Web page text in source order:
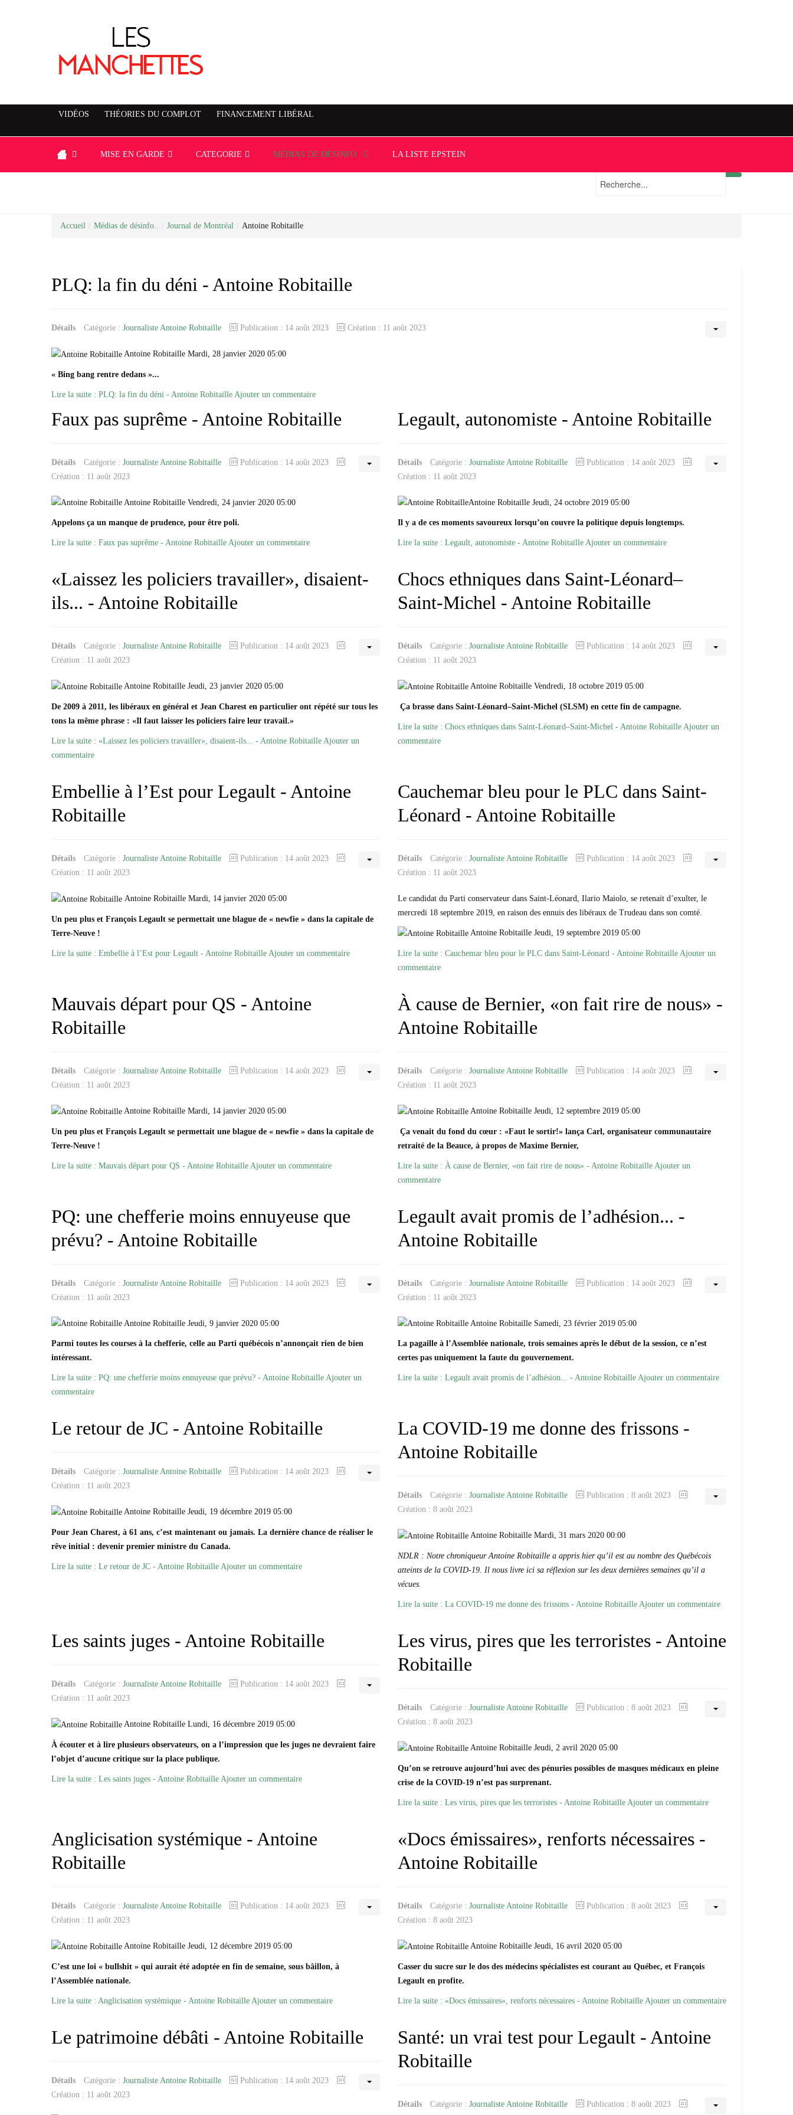
VIDÉOS THÉORIES DU COMPLOT FINANCEMENT LIBÉRAL
MISE EN GARDE CATEGORIE MÉDIAS DE DÉSINFO.. LA LISTE EPSTEIN
Accueil / Médias de désinfo.. / Journal de Montréal / Antoine Robitaille
PLQ: la fin du déni - Antoine Robitaille
Détails Catégorie : Journaliste Antoine Robitaille Publication : 14 août 2023 Création : 11 août 2023
Antoine Robitaille Mardi, 28 janvier 2020 05:00
« Bing bang rentre dedans »...
Lire la suite : PLQ: la fin du déni - Antoine Robitaille Ajouter un commentaire
Faux pas suprême - Antoine Robitaille
Détails Catégorie : Journaliste Antoine Robitaille
Publication : 14 août 2023
Création : 11 août 2023
Antoine Robitaille Vendredi, 24 janvier 2020 05:00
Appelons ça un manque de prudence, pour être poli.
Lire la suite : Faux pas suprême - Antoine Robitaille Ajouter un commentaire
Legault, autonomiste - Antoine Robitaille
Détails Catégorie : Journaliste Antoine Robitaille
Publication : 14 août 2023
Création : 11 août 2023
Antoine Robitaille Jeudi, 24 octobre 2019 05:00
Il y a de ces moments savoureux lorsqu’on couvre la politique depuis longtemps.
Lire la suite : Legault, autonomiste - Antoine Robitaille Ajouter un commentaire
«Laissez les policiers travailler», disaient-
ils... - Antoine Robitaille
Détails Catégorie : Journaliste Antoine Robitaille
Publication : 14 août 2023
Création : 11 août 2023
Antoine Robitaille Jeudi, 23 janvier 2020 05:00
De 2009 à 2011, les libéraux en général et Jean Charest en particulier ont répété sur tous les
tons la même phrase : «Il faut laisser les policiers faire leur travail.»
Lire la suite : «Laissez les policiers travailler», disaient-ils... - Antoine Robitaille Ajouter un
commentaire
Chocs ethniques dans Saint-Léonard–
Saint-Michel - Antoine Robitaille
Détails Catégorie : Journaliste Antoine Robitaille
Publication : 14 août 2023
Création : 11 août 2023
Antoine Robitaille Vendredi, 18 octobre 2019 05:00
Ça brasse dans Saint-Léonard–Saint-Michel (SLSM) en cette fin de campagne.
Lire la suite : Chocs ethniques dans Saint-Léonard–Saint-Michel - Antoine Robitaille Ajouter un
commentaire
Embellie à l’Est pour Legault - Antoine
Robitaille
Détails Catégorie : Journaliste Antoine Robitaille
Publication : 14 août 2023
Création : 11 août 2023
Antoine Robitaille Mardi, 14 janvier 2020 05:00
Un peu plus et François Legault se permettait une blague de « newfie » dans la capitale de
Terre-Neuve !
Lire la suite : Embellie à l’Est pour Legault - Antoine Robitaille Ajouter un commentaire
Cauchemar bleu pour le PLC dans Saint-
Léonard - Antoine Robitaille
Détails Catégorie : Journaliste Antoine Robitaille
Publication : 14 août 2023
Création : 11 août 2023
Le candidat du Parti conservateur dans Saint-Léonard, Ilario Maiolo, se retenait d’exulter, le
mercredi 18 septembre 2019, en raison des ennuis des libéraux de Trudeau dans son comté.
Antoine Robitaille Jeudi, 19 septembre 2019 05:00
Lire la suite : Cauchemar bleu pour le PLC dans Saint-Léonard - Antoine Robitaille Ajouter un
commentaire
Mauvais départ pour QS - Antoine
Robitaille
Détails Catégorie : Journaliste Antoine Robitaille
Publication : 14 août 2023
Création : 11 août 2023
Antoine Robitaille Mardi, 14 janvier 2020 05:00
Un peu plus et François Legault se permettait une blague de « newfie » dans la capitale de
Terre-Neuve !
Lire la suite : Mauvais départ pour QS - Antoine Robitaille Ajouter un commentaire
À cause de Bernier, «on fait rire de nous» -
Antoine Robitaille
Détails Catégorie : Journaliste Antoine Robitaille
Publication : 14 août 2023
Création : 11 août 2023
Antoine Robitaille Jeudi, 12 septembre 2019 05:00
Ça venait du fond du cœur : «Faut le sortir!» lança Carl, organisateur communautaire
retraité de la Beauce, à propos de Maxime Bernier,
Lire la suite : À cause de Bernier, «on fait rire de nous» - Antoine Robitaille Ajouter un
commentaire
PQ: une chefferie moins ennuyeuse que
prévu? - Antoine Robitaille
Détails Catégorie : Journaliste Antoine Robitaille
Publication : 14 août 2023
Création : 11 août 2023
Antoine Robitaille Jeudi, 9 janvier 2020 05:00
Parmi toutes les courses à la chefferie, celle au Parti québécois n’annonçait rien de bien
intéressant.
Lire la suite : PQ: une chefferie moins ennuyeuse que prévu? - Antoine Robitaille Ajouter un
commentaire
Legault avait promis de l’adhésion... -
Antoine Robitaille
Détails Catégorie : Journaliste Antoine Robitaille
Publication : 14 août 2023
Création : 11 août 2023
Antoine Robitaille Samedi, 23 février 2019 05:00
La pagaille à l’Assemblée nationale, trois semaines après le début de la session, ce n’est
certes pas uniquement la faute du gouvernement.
Lire la suite : Legault avait promis de l’adhésion... - Antoine Robitaille Ajouter un commentaire
Le retour de JC - Antoine Robitaille
Détails Catégorie : Journaliste Antoine Robitaille
Publication : 14 août 2023
Création : 11 août 2023
Antoine Robitaille Jeudi, 19 décembre 2019 05:00
Pour Jean Charest, à 61 ans, c’est maintenant ou jamais. La dernière chance de réaliser le
rêve initial : devenir premier ministre du Canada.
Lire la suite : Le retour de JC - Antoine Robitaille Ajouter un commentaire
La COVID-19 me donne des frissons -
Antoine Robitaille
Détails Catégorie : Journaliste Antoine Robitaille
Publication : 8 août 2023
Création : 8 août 2023
Antoine Robitaille Mardi, 31 mars 2020 00:00
NDLR : Notre chroniqueur Antoine Robitaille a appris hier qu’il est au nombre des Québécois
atteints de la COVID-19. Il nous livre ici sa réflexion sur les deux dernières semaines qu’il a
vécues.
Lire la suite : La COVID-19 me donne des frissons - Antoine Robitaille Ajouter un commentaire
Les saints juges - Antoine Robitaille
Détails Catégorie : Journaliste Antoine Robitaille
Publication : 14 août 2023
Création : 11 août 2023
Antoine Robitaille Lundi, 16 décembre 2019 05:00
À écouter et à lire plusieurs observateurs, on a l’impression que les juges ne devraient faire
l’objet d’aucune critique sur la place publique.
Lire la suite : Les saints juges - Antoine Robitaille Ajouter un commentaire
Les virus, pires que les terroristes - Antoine
Robitaille
Détails Catégorie : Journaliste Antoine Robitaille
Publication : 8 août 2023
Création : 8 août 2023
Antoine Robitaille Jeudi, 2 avril 2020 05:00
Qu’on se retrouve aujourd’hui avec des pénuries possibles de masques médicaux en pleine
crise de la COVID-19 n’est pas surprenant.
Lire la suite : Les virus, pires que les terroristes - Antoine Robitaille Ajouter un commentaire
Anglicisation systémique - Antoine
Robitaille
Détails Catégorie : Journaliste Antoine Robitaille
Publication : 14 août 2023
Création : 11 août 2023
Antoine Robitaille Jeudi, 12 décembre 2019 05:00
C’est une loi « bullshit » qui aurait été adoptée en fin de semaine, sous bâillon, à
l’Assemblée nationale.
Lire la suite : Anglicisation systémique - Antoine Robitaille Ajouter un commentaire
«Docs émissaires», renforts nécessaires -
Antoine Robitaille
Détails Catégorie : Journaliste Antoine Robitaille
Publication : 8 août 2023
Création : 8 août 2023
Antoine Robitaille Jeudi, 16 avril 2020 05:00
Casser du sucre sur le dos des médecins spécialistes est courant au Québec, et François
Legault en profite.
Lire la suite : «Docs émissaires», renforts nécessaires - Antoine Robitaille Ajouter un commentaire
Le patrimoine débâti - Antoine Robitaille
Détails Catégorie : Journaliste Antoine Robitaille
Publication : 14 août 2023
Création : 11 août 2023
Santé: un vrai test pour Legault - Antoine
Robitaille
Détails Catégorie : Journaliste Antoine Robitaille
Publication : 8 août 2023